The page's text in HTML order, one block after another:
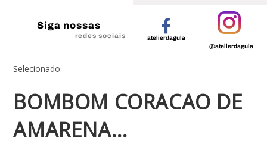
Siga nossas
redes sociais
atelierdagula
@atelierdagula
Selecionado:
BOMBOM CORACAO DE
AMARENA…